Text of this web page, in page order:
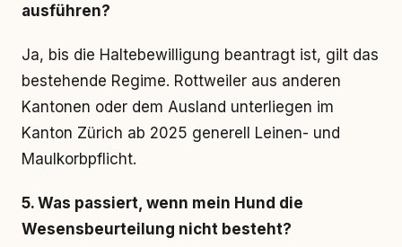
ausführen?
Ja, bis die Haltebewilligung beantragt ist, gilt das
bestehende Regime. Rottweiler aus anderen
Kantonen oder dem Ausland unterliegen im
Kanton Zürich ab 2025 generell Leinen- und
Maulkorbpflicht.
5. Was passiert, wenn mein Hund die
Wesensbeurteilung nicht besteht?